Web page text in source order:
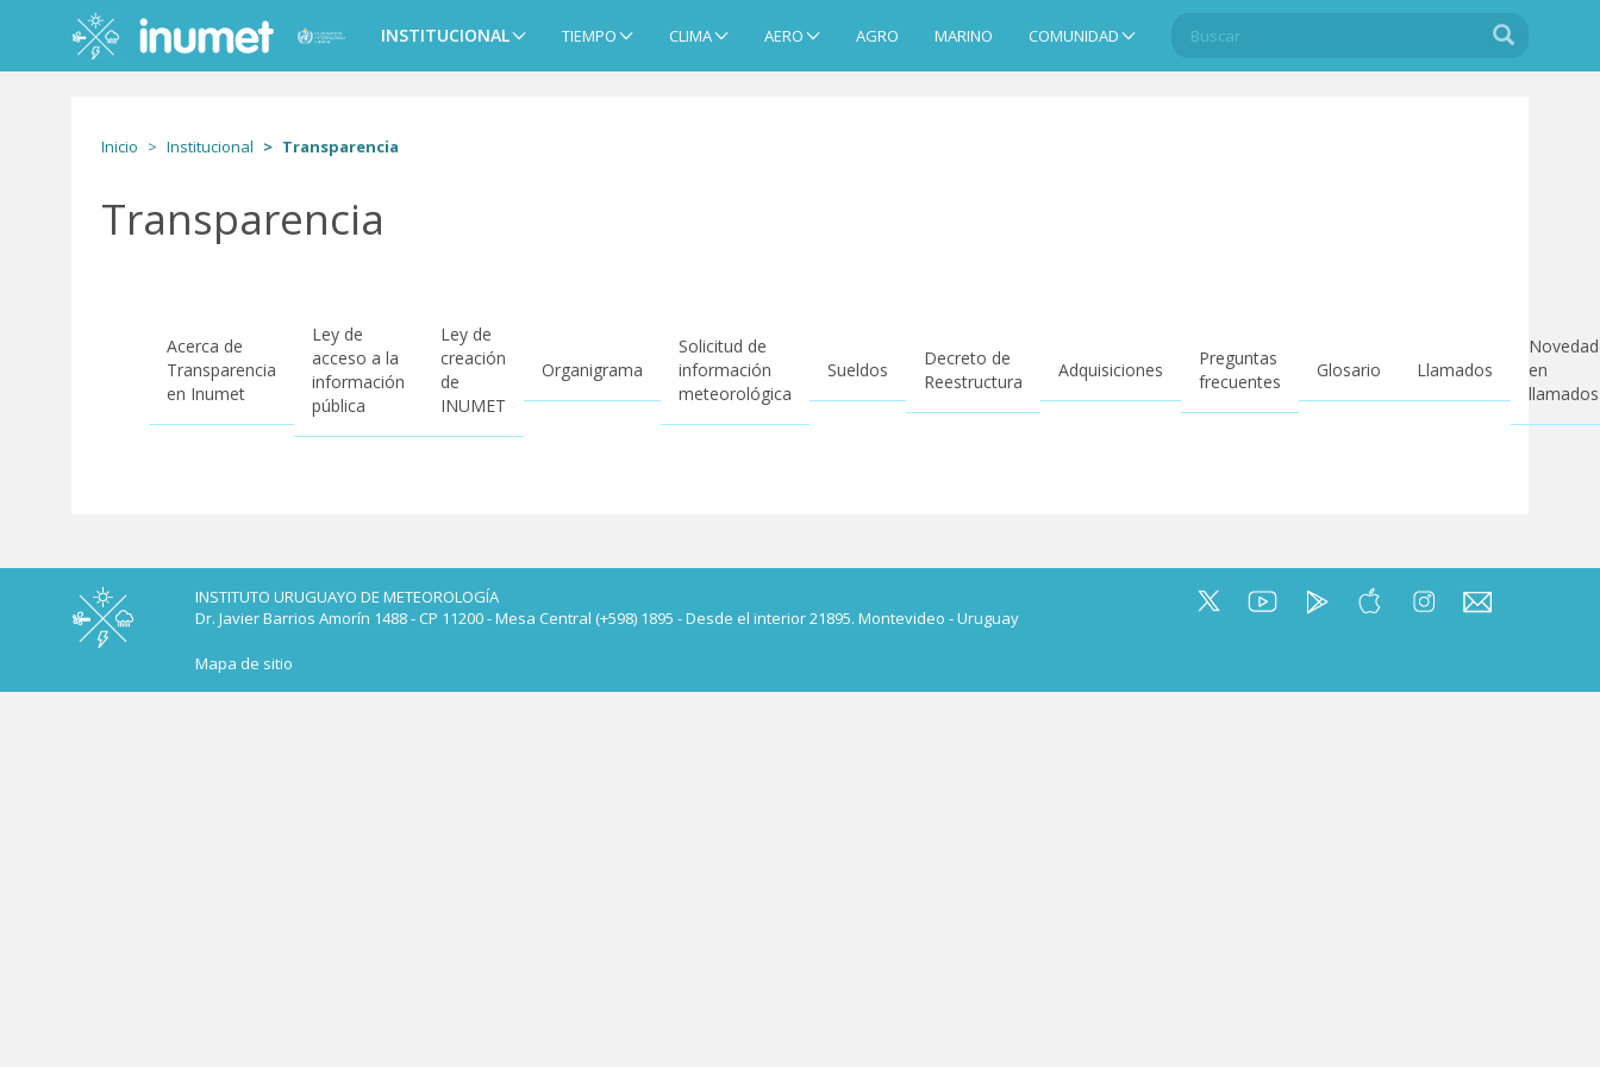
principal
Main
navigation
INSTITUCIONAL TIEMPO CLIMA AERO AGRO MARINO COMUNIDAD
Search
Buscar
Inicio Institucional Transparencia
Transparencia
Transparencia
Acerca de
Transparencia
en Inumet
Ley de
acceso a la
información
pública
Ley de
creación
de
INUMET
Organigrama
Solicitud de
información
meteorológica
Sueldos
Decreto de
Reestructura
Adquisiciones
Preguntas
frecuentes
Glosario Llamados
en
llamados
INSTITUTO URUGUAYO DE METEOROLOGÍA
Dr. Javier Barrios Amorín 1488 - CP 11200 - Mesa Central (+598) 1895 - Desde el interior 21895. Montevideo - Uruguay
Mapa de sitio